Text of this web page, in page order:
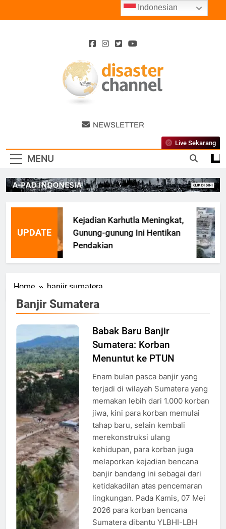
Disaster
Channel
NEWSLETTER
MENU
Live Sekarang
UPDATE
Kejadian Karhutla Meningkat,
Gunung-gunung Ini Hentikan
Pendakian
Home banjir sumatera
Banjir Sumatera
pada saat
Banjir
Bandang
Sumatera
Melanda,
Foto: AP
photo/Binsar
Bakkara
Babak Baru Banjir
Sumatera: Korban
Menuntut ke PTUN
Enam bulan pasca banjir yang
terjadi di wilayah Sumatera yang
memakan lebih dari 1.000 korban
jiwa, kini para korban memulai
tahap baru, selain kembali
merekonstruksi ulang
kehidupan, para korban juga
melaporkan kejadian bencana
banjir bandang ini sebagai dari
ketidakadilan atas pencemaran
lingkungan. Pada Kamis, 07 Mei
2026 para korban bencana
Sumatera dibantu YLBHI-LBH
Indonesian